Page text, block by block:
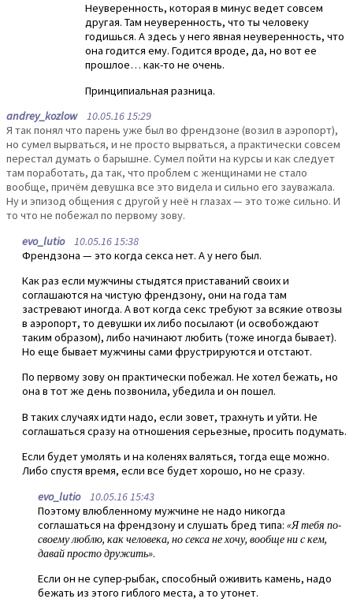
Неуверенность, которая в минус ведет совсем
другая. Там неуверенность, что ты человеку
годишься. А здесь у него явная неуверенность, что
она годится ему. Годится вроде, да, но вот ее
прошлое… как-то не очень.
Принципиальная разница.
andrey_kozlow10.05.16 15:29
Я так понял что парень уже был во френдзоне (возил в аэропорт),
но сумел вырваться, и не просто вырваться, а практически совсем
перестал думать о барышне. Сумел пойти на курсы и как следует
там поработать, да так, что проблем с женщинами не стало
вообще, причём девушка все это видела и сильно его зауважала.
Ну и эпизод общения с другой у неё н глазах — это тоже сильно. И
то что не побежал по первому зову.
evo_lutio10.05.16 15:38
Френдзона — это когда секса нет. А у него был.
Как раз если мужчины стыдятся приставаний своих и
соглашаются на чистую френдзону, они на года там
застревают иногда. А вот когда секс требуют за всякие отвозы
в аэропорт, то девушки их либо посылают (и освобождают
таким образом), либо начинают любить (тоже иногда бывает).
Но еще бывает мужчины сами фрустрируются и отстают.
По первому зову он практически побежал. Не хотел бежать, но
она в тот же день позвонила, убедила и он пошел.
В таких случаях идти надо, если зовет, трахнуть и уйти. Не
соглашаться сразу на отношения серьезные, просить подумать.
Если будет умолять и на коленях валяться, тогда еще можно.
Либо спустя время, если все будет хорошо, но не сразу.
evo_lutio10.05.16 15:43
Поэтому влюбленному мужчине не надо никогда
соглашаться на френдзону и слушать бред типа: «Я тебя по-
своему люблю, как человека, но секса не хочу, вообще ни с кем,
давай просто дружить».
Если он не супер-рыбак, способный оживить камень, надо
бежать из этого гиблого места, а то утонет.